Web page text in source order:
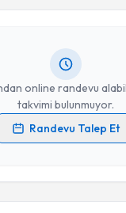
online randevu
takvimi bulunmuyor.
Randevu Talep Et
işlenmesine ilişkin
Talebi
randevu